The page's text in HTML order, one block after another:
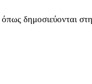
όπως